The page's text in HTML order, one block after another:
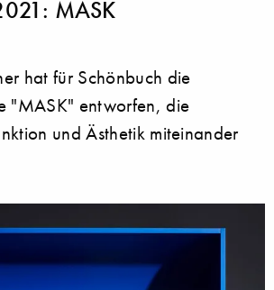
MASK
hat für Schönbuch die
"MASK" entworfen, die
und Ästhetik miteinander